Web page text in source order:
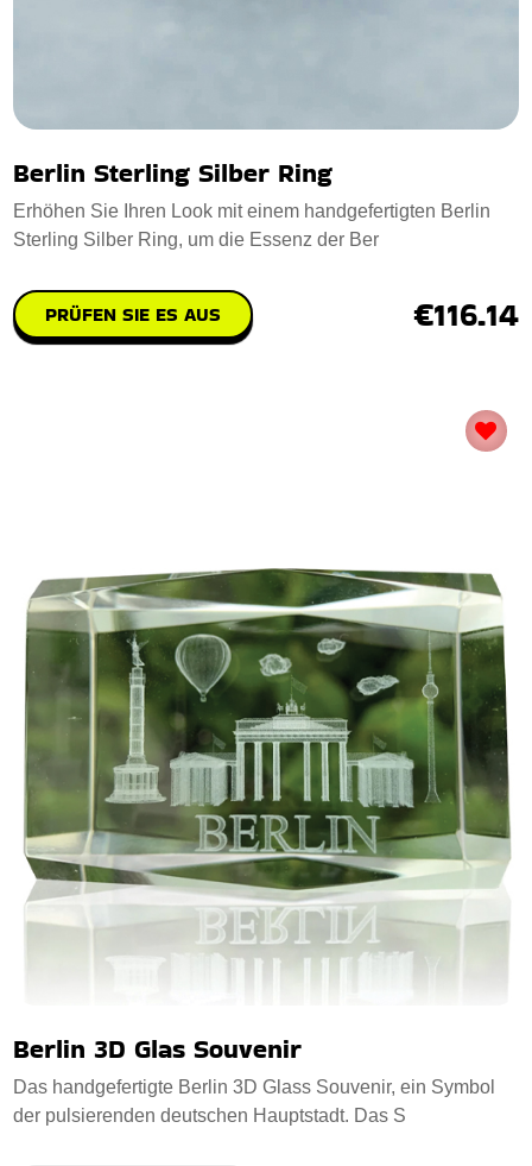
Berlin Sterling Silber Ring
Erhöhen Sie Ihren Look mit einem handgefertigten Berlin
Sterling Silber Ring, um die Essenz der Ber
PRÜFEN SIE ES AUS €116.14
Berlin 3D Glas Souvenir
Das handgefertigte Berlin 3D Glass Souvenir, ein Symbol
der pulsierenden deutschen Hauptstadt. Das S